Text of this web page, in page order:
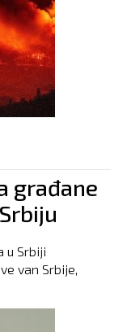
građane
u Srbiji
van Srbije,